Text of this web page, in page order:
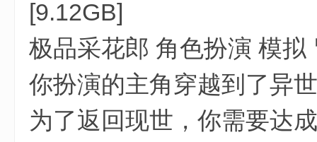
[9.12GB]
极品采花郎 角色扮演 模拟
你扮演的主角穿越到了异
为了返回现世，你需要达